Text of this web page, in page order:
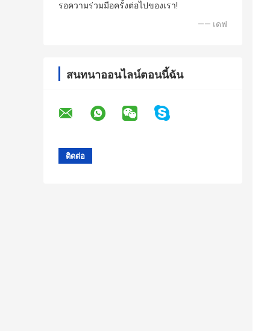
รอความร่วมมือครั้งต่อไปของเรา!
—— เดฟ
สนทนาออนไลน์ตอนนี้ฉัน